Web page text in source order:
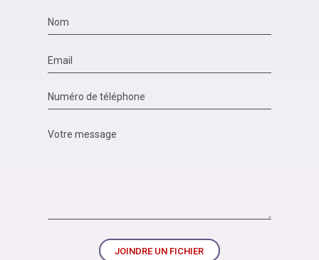
JOINDRE UN FICHIER